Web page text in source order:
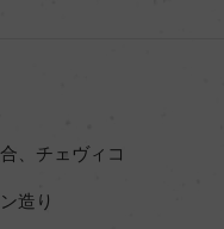
、チェヴィコ
造り